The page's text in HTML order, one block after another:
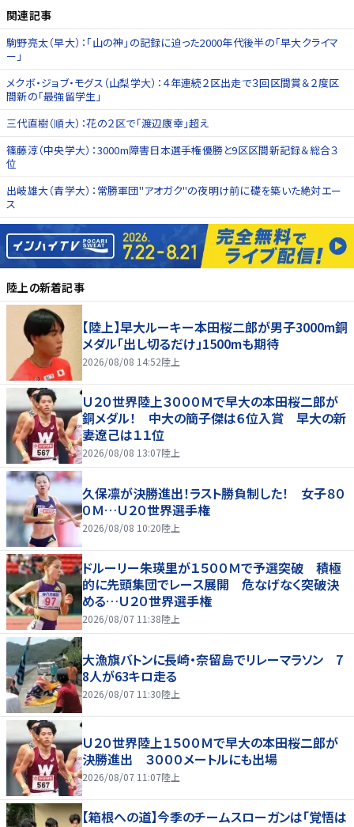
関連記事
駒野亮太（早大）：「山の神」の記録に迫った2000年代後半の「早大クライマ
ー」
メクボ・ジョブ・モグス（山梨学大）：４年連続２区出走で３回区間賞＆２度区
間新の「最強留学生」
三代直樹（順大）：花の２区で「渡辺康幸」超え
篠藤淳（中央学大）：3000m障害日本選手権優勝と9区区間新記録＆総合３
位
出岐雄大（青学大）：常勝軍団"アオガク"の夜明け前に礎を築いた絶対エー
ス
陸上 の新着記事
【陸上】早大ルーキー本田桜二郎が男子3000m銅
メダル「出し切るだけ」1500mも期待
2026/08/08 14:52陸上
Ｕ２０世界陸上３０００Ｍで早大の本田桜二郎が
銅メダル！ 中大の簡子傑は６位入賞 早大の新
妻遼己は１１位
2026/08/08 13:07陸上
久保凛が決勝進出！ラスト勝負制した！ 女子８０
０Ｍ…Ｕ２０世界選手権
2026/08/08 10:20陸上
ドルーリー朱瑛里が１５００Ｍで予選突破 積極
的に先頭集団でレース展開 危なげなく突破決
める…Ｕ２０世界選手権
2026/08/07 11:38陸上
大漁旗バトンに長崎・奈留島でリレーマラソン 7
8人が63キロ走る
2026/08/07 11:30陸上
Ｕ２０世界陸上１５００Ｍで早大の本田桜二郎が
決勝進出 ３０００メートルにも出場
2026/08/07 11:07陸上
【箱根への道】今季のチームスローガンは「覚悟は